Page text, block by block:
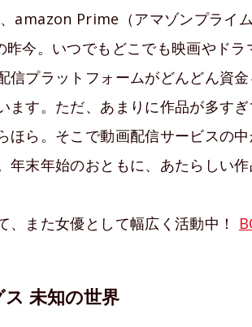
amazon Prime（アマゾンプライ
今。いつでもどこでも映画やドラ
信プラットフォームがどんどん資
ます。ただ、あまりに作品が多す
ほら。そこで動画配信サービスの
年末年始のおともに、あたらしい
、また女優として幅広く活動中！
未知の世界